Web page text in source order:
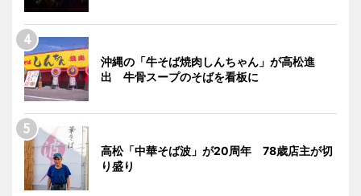
沖縄の「牛そば焼肉しんちゃん」が高松進
出 牛骨スープのそばを看板に
高松「中華そば波」が20周年 78歳店主が切
り盛り